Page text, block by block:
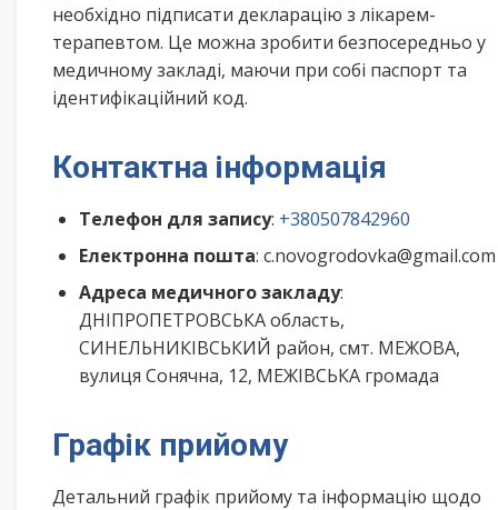
необхідно підписати декларацію з лікарем-
терапевтом. Це можна зробити безпосередньо у
медичному закладі, маючи при собі паспорт та
ідентифікаційний код.
Контактна інформація
Телефон для запису: +380507842960
Електронна пошта: c.novogrodovka@gmail.com
Адреса медичного закладу:
ДНІПРОПЕТРОВСЬКА область,
СИНЕЛЬНИКІВСЬКИЙ район, смт. МЕЖОВА,
вулиця Сонячна, 12, МЕЖІВСЬКА громада
Графік прийому
Детальний графік прийому та інформацію щодо